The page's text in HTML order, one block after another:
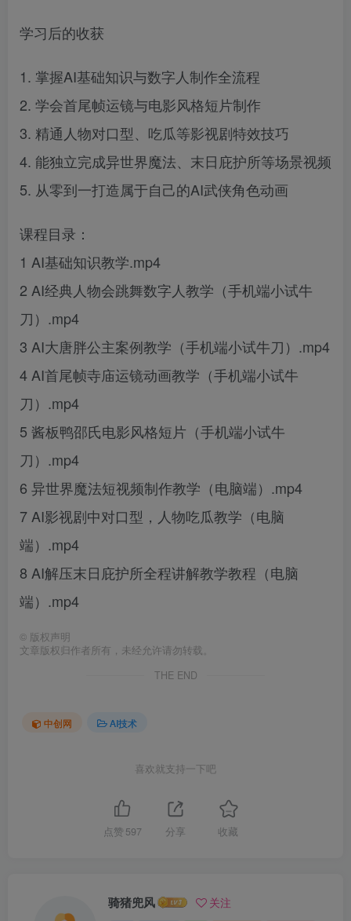
学习后的收获
1. 掌握AI基础知识与数字人制作全流程
2. 学会首尾帧运镜与电影风格短片制作
3. 精通人物对口型、吃瓜等影视剧特效技巧
4. 能独立完成异世界魔法、末日庇护所等场景视频
5. 从零到一打造属于自己的AI武侠角色动画
课程目录：
1 AI基础知识教学.mp4
2 AI经典人物会跳舞数字人教学（手机端小试牛
刀）.mp4
3 AI大唐胖公主案例教学（手机端小试牛刀）.mp4
4 AI首尾帧寺庙运镜动画教学（手机端小试牛
刀）.mp4
5 酱板鸭邵氏电影风格短片（手机端小试牛
刀）.mp4
6 异世界魔法短视频制作教学（电脑端）.mp4
7 AI影视剧中对口型，人物吃瓜教学（电脑
端）.mp4
8 AI解压末日庇护所全程讲解教学教程（电脑
端）.mp4
© 版权声明
文章版权归作者所有，未经允许请勿转载。
THE END
中创网 AI技术
喜欢就支持一下吧
点赞 597 分享 收藏
骑猪兜风 关注